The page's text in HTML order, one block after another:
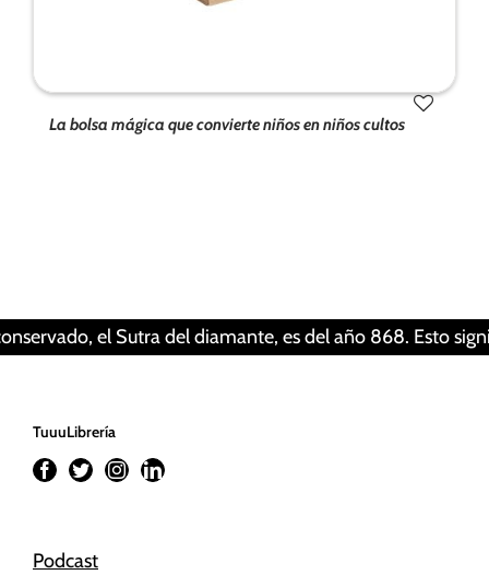
La bolsa mágica que convierte niños en niños cultos
el Sutra del diamante, es del año 868. Esto
TuuuLibrería
Podcast